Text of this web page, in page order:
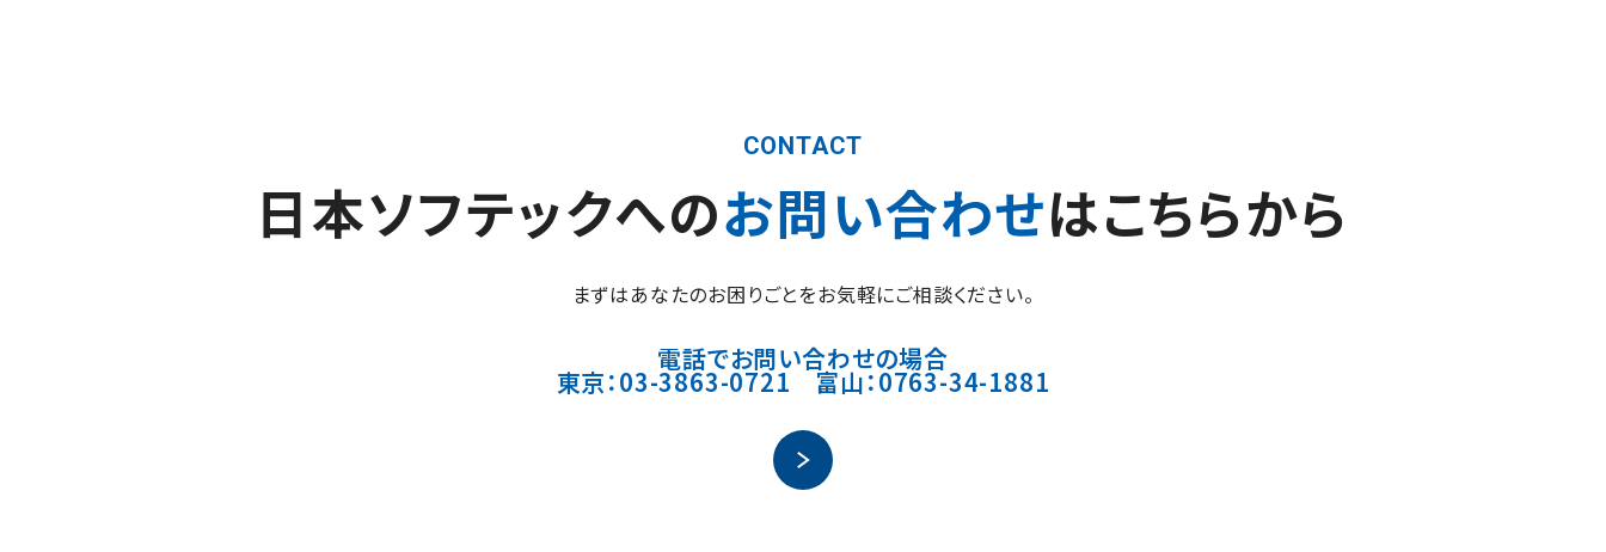
CONTACT
日本ソフテックへのお問い合わせはこちらから
まずはあなたのお困りごとをお気軽にご相談ください。
電話でお問い合わせの場合
東京：03-3863-0721 富山：0763-34-1881